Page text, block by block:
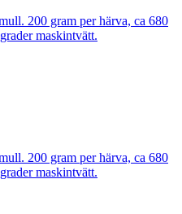
200 gram per härva, ca 680
maskintvätt.
200 gram per härva, ca 680
maskintvätt.